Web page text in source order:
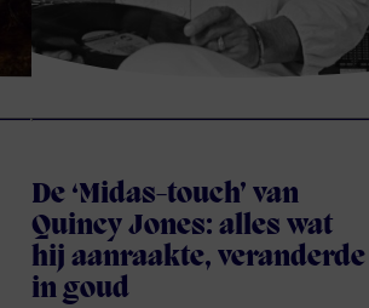
De ‘Midas-touch’ van
Quincy Jones: alles wat
hij aanraakte, veranderde
in goud